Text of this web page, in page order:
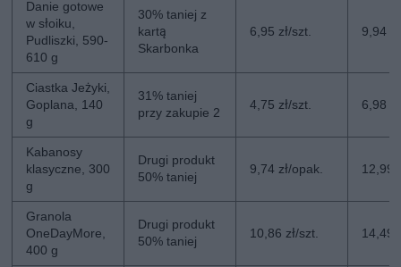
Danie gotowe
w słoiku,
Pudliszki, 590-
610 g
30% taniej z
kartą
Skarbonka
6,95 zł/szt. 9,94
Ciastka Jeżyki,
Goplana, 140
g
31% taniej
przy zakupie 2
4,75 zł/szt. 6,98
Kabanosy
klasyczne, 300
g
Drugi produkt
50% taniej
9,74 zł/opak. 12,99
Granola
OneDayMore,
400 g
Drugi produkt
50% taniej
10,86 zł/szt. 14,49